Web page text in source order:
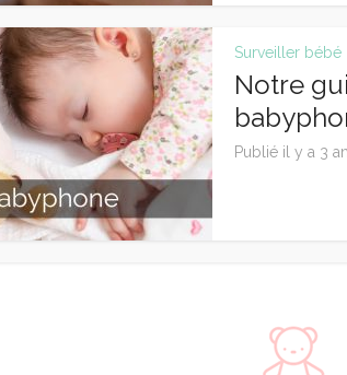
Surveiller bébé
Notre
Publié il y a 3